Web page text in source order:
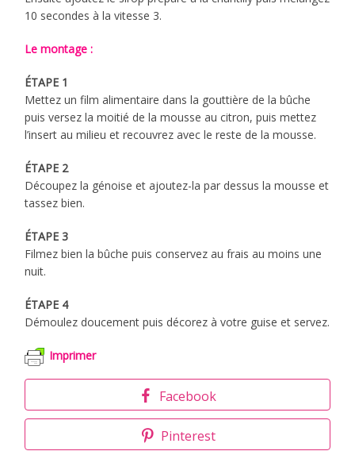
10 secondes à la vitesse 3.
Le montage :
ÉTAPE 1
Mettez un film alimentaire dans la gouttière de la bûche
puis versez la moitié de la mousse au citron, puis mettez
l’insert au milieu et recouvrez avec le reste de la mousse.
ÉTAPE 2
Découpez la génoise et ajoutez-la par dessus la mousse et
tassez bien.
ÉTAPE 3
Filmez bien la bûche puis conservez au frais au moins une
nuit.
ÉTAPE 4
Démoulez doucement puis décorez à votre guise et servez.
Imprimer
Facebook
Pinterest